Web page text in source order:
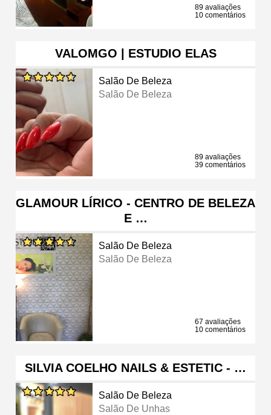
89 avaliações
10 comentários
VALOMGO | ESTUDIO ELAS
Salão De Beleza
Salão De Beleza
89 avaliações
39 comentários
GLAMOUR LÍRICO - CENTRO DE BELEZA
E …
Salão De Beleza
Salão De Beleza
67 avaliações
10 comentários
SILVIA COELHO NAILS & ESTETIC - …
Salão De Beleza
Salão De Unhas